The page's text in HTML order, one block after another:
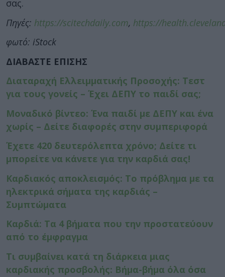
σας.
Πηγές: https://scitechdaily.com, https://
φωτό: iStock
ΔΙΑΒΑΣΤΕ ΕΠΙΣΗΣ
Διαταραχή Ελλειμματικής Προσοχής: Τεστ
για τους γονείς – Έχει ΔΕΠΥ το παιδί σας;
Μοναδικό βίντεο: Ένα παιδί με ΔΕΠΥ και ένα
χωρίς – Δείτε διαφορές στην συμπεριφορά
Έχετε 420 δευτερόλεπτα χρόνο; Δείτε τι
μπορείτε να κάνετε για την καρδιά σας!
Καρδιακός αποκλεισμός: Το πρόβλημα με τα
ηλεκτρικά σήματα της καρδιάς –
Συμπτώματα
Καρδιά: Τα 4 βήματα που την προστατεύουν
από το έμφραγμα
Τι συμβαίνει κατά τη διάρκεια μιας
καρδιακής προσβολής: Βήμα-βήμα όλα όσα